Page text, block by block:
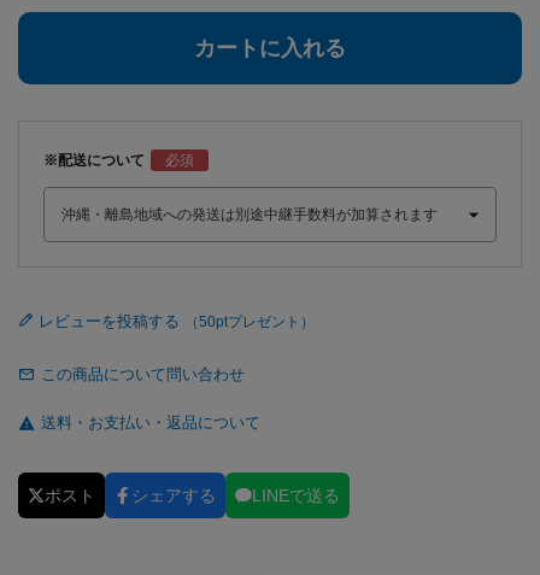
カートに入れる
※配送について
レビューを投稿する
この商品について問い合わせ
送料・お支払い・返品について
ポスト シェアする LINEで送る